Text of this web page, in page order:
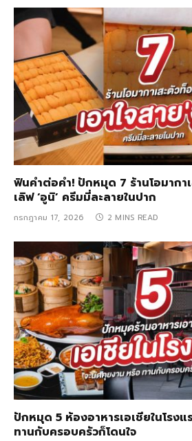
ฟินคำต่อคำ! ปักหมุด 7 ร้านโอมากา
เลิฟ ‘อูนิ’ ครีมมี่ละลายในปาก
กรกฎาคม 17, 2026 2 MINS READ
ปักหมุด 5 ห้องอาหารเอเชียในโรง
ทานกับครอบครัวก็โดนใจ